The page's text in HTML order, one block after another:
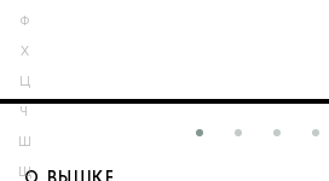
Ф
Х
Ц
Ч
Ш
Щ